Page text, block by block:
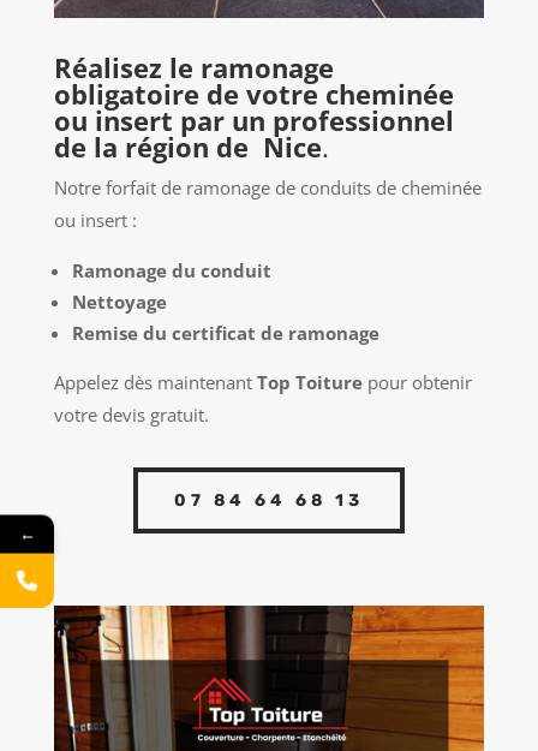
Réalisez le ramonage
obligatoire de votre cheminée
ou insert par un professionnel
de la région de Nice.
Notre forfait de ramonage de conduits de cheminée
ou insert :
Ramonage du conduit
Nettoyage
Remise du certificat de ramonage
Appelez dès maintenant Top Toiture pour obtenir
votre devis gratuit.
07 84 64 68 13
←